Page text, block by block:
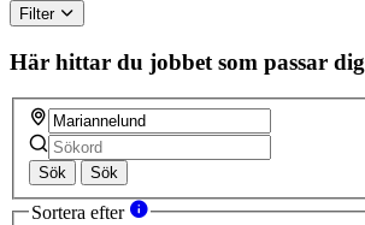
Filter
Här hittar du jobbet som passar dig
Sök Sök
Sortera efter